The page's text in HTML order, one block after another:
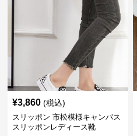
¥3,860 (税込)
スリッポン 市松模様キャンバス
スリッポンレディース靴